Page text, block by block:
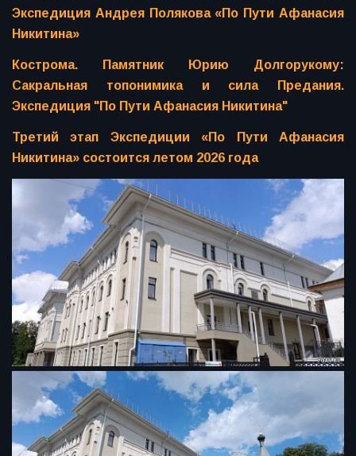
Экспедиция Андрея Полякова «По Пути Афанасия
Никитина»
Кострома. Памятник Юрию Долгорукому:
Сакральная топонимика и сила Предания.
Экспедиция "По Пути Афанасия Никитина"
Третий этап Экспедиции «По Пути Афанасия
Никитина» состоится летом 2026 года